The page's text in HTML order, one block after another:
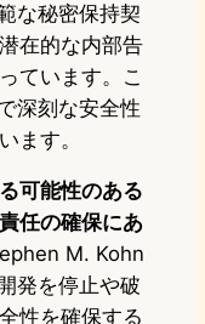
な秘密保持契
在的な内部告
ています。こ
深刻な安全性
ます。
可能性のある
任の確保にあ
M. Kohn
発を停止や破
性を確保する